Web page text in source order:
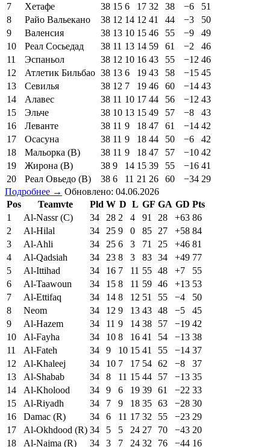
7
Хетафе 38 15 6 17 32 38 −6
51
8
Райо Вальекано 38 12 14 12 41 44 −3
50
9
Валенсия 38 13 10 15 46 55 −9
49
10
Реал Сосьедад 38 11 13 14 59 61 −2
46
11
Эспаньол 38 12 10 16 43 55 −12 46
12
Атлетик Бильбао 38 13 6 19 43 58 −15 45
13
Севилья 38 12 7 19 46 60 −14 43
14
Алавес 38 11 10 17 44 56 −12 43
15
Эльче 38 10 13 15 49 57 −8
43
16
Леванте 38 11 9 18 47 61 −14 42
17
Осасуна 38 11 9 18 44 50 −6
42
18
Мальорка (В) 38 11 9 18 47 57 −10 42
19
Жирона (В) 38 9 14 15 39 55 −16 41
20
Реал Овьедо (В) 38 6 11 21 26 60 −34 29
Подробнее → Обновлено: 04.06.2026
Pos
Teamvte Pld W D L GF GA GD Pts
1
Al-Nassr (C) 34 28 2 4 91 28 +63 86
2
Al-Hilal 34 25 9 0 85 27 +58 84
3
Al-Ahli 34 25 6 3 71 25 +46 81
4
Al-Qadsiah 34 23 8 3 83 34 +49 77
5
Al-Ittihad 34 16 7 11 55 48 +7
55
6
Al-Taawoun 34 15 8 11 59 46 +13 53
7
Al-Ettifaq 34 14 8 12 51 55 −4
50
8
Neom 34 12 9 13 43 48 −5
45
9
Al-Hazem 34 11 9 14 38 57 −19 42
10
Al-Fayha 34 10 8 16 41 54 −13 38
11
Al-Fateh 34 9 10 15 41 55 −14 37
12
Al-Khaleej 34 10 7 17 54 62 −8
37
13
Al-Shabab 34 8 11 15 44 57 −13 35
14
Al-Kholood 34 9 6 19 39 61 −22 33
15
Al-Riyadh 34 7 9 18 35 63 −28 30
16
Damac (R) 34 6 11 17 32 55 −23 29
17
Al-Okhdood (R) 34 5 5 24 27 70 −43 20
18
Al-Najma (R) 34 3 7 24 32 76 −44 16